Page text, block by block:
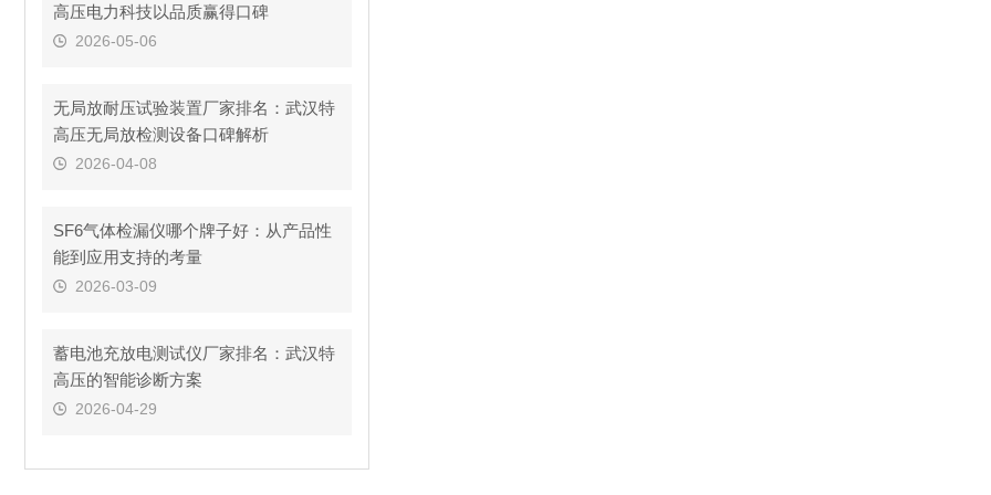
高压电力科技以品质赢得口碑
2026-05-06
无局放耐压试验装置厂家排名：武汉特
高压无局放检测设备口碑解析
2026-04-08
SF6气体检漏仪哪个牌子好：从产品性
能到应用支持的考量
2026-03-09
蓄电池充放电测试仪厂家排名：武汉特
高压的智能诊断方案
2026-04-29